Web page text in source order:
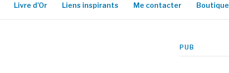
Livre d’Or Liens inspirants Me contacter Boutique
PUB